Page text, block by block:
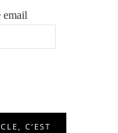
email
C’EST